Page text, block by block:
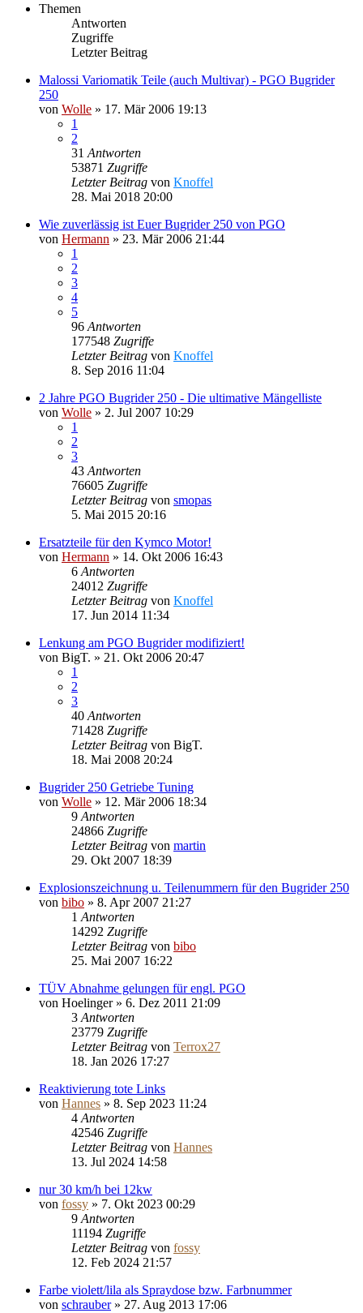
Themen
Antworten
Zugriffe
Letzter Beitrag
Malossi Variomatik Teile (auch Multivar) - PGO Bugrider
250
von Wolle » 17. Mär 2006 19:13
1
2
31 Antworten
53871 Zugriffe
Letzter Beitrag von Knoffel
28. Mai 2018 20:00
Wie zuverlässig ist Euer Bugrider 250 von PGO
von Hermann » 23. Mär 2006 21:44
1
2
3
4
5
96 Antworten
177548 Zugriffe
Letzter Beitrag von Knoffel
8. Sep 2016 11:04
2 Jahre PGO Bugrider 250 - Die ultimative Mängelliste
von Wolle » 2. Jul 2007 10:29
1
2
3
43 Antworten
76605 Zugriffe
Letzter Beitrag von smopas
5. Mai 2015 20:16
Ersatzteile für den Kymco Motor!
von Hermann » 14. Okt 2006 16:43
6 Antworten
24012 Zugriffe
Letzter Beitrag von Knoffel
17. Jun 2014 11:34
Lenkung am PGO Bugrider modifiziert!
von BigT. » 21. Okt 2006 20:47
1
2
3
40 Antworten
71428 Zugriffe
Letzter Beitrag von BigT.
18. Mai 2008 20:24
Bugrider 250 Getriebe Tuning
von Wolle » 12. Mär 2006 18:34
9 Antworten
24866 Zugriffe
Letzter Beitrag von martin
29. Okt 2007 18:39
Explosionszeichnung u. Teilenummern für den Bugrider 250
von bibo » 8. Apr 2007 21:27
1 Antworten
14292 Zugriffe
Letzter Beitrag von bibo
25. Mai 2007 16:22
TÜV Abnahme gelungen für engl. PGO
von Hoelinger» 6. Dez 2011 21:09
3 Antworten
23779 Zugriffe
Letzter Beitrag von Terrox27
18. Jan 2026 17:27
Reaktivierung tote Links
von Hannes » 8. Sep 2023 11:24
4 Antworten
42546 Zugriffe
Letzter Beitrag von Hannes
13. Jul 2024 14:58
nur 30 km/h bei 12kw
von fossy » 7. Okt 2023 00:29
9 Antworten
11194 Zugriffe
Letzter Beitrag von fossy
12. Feb 2024 21:57
Farbe violett/lila als Spraydose bzw. Farbnummer
von schrauber» 27. Aug 2013 17:06